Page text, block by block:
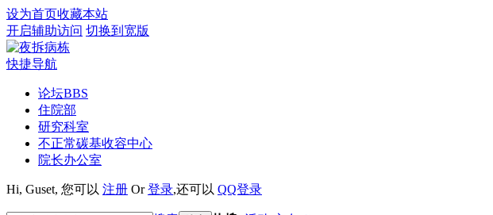
设为首页收藏本站
开启辅助访问 切换到宽版
快捷导航
论坛BBS
住院部
研究科室
不正常碳基收容中心
院长办公室
Hi, Guset, 您可以 注册 Or登录,还可以 QQ登录